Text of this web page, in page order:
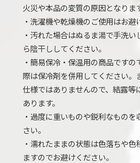
火災や本品の変質の原因となります
・洗濯機や乾燥機のご使用はお避
・汚れた場合はぬるま湯で手洗い
ら陰干ししてください。
・簡易保冷・保温用の商品ですの
際は保冷剤を併用してください。
仕様ではありませんので、結露等
あります。
・過度に重いものや鋭利なものを
さい。
・濡れたままの状態は色落ちや色
ますのでお避けください。